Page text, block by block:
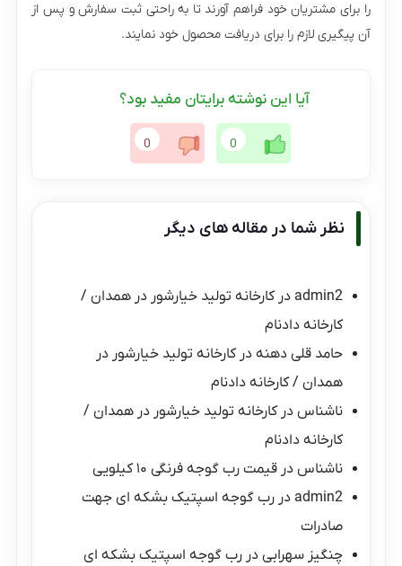
را برای مشتریان خود فراهم آورند تا به راحتی ثبت سفارش و پس از
آن پیگیری لازم را برای دریافت محصول خود نمایند.
آیا این نوشته برایتان مفید بود؟
0
0
نظر شما در مقاله های دیگر
admin2 درکارخانه تولید خیارشور در همدان /
کارخانه دادنام
حامد قلی دهنه درکارخانه تولید خیارشور در
همدان / کارخانه دادنام
ناشناس درکارخانه تولید خیارشور در همدان /
کارخانه دادنام
ناشناس درقیمت رب گوجه فرنگی ۱۰ کیلویی
admin2 دررب گوجه اسپتیک بشکه ای جهت
صادرات
چنگیز سهرابی دررب گوجه اسپتیک بشکه ای